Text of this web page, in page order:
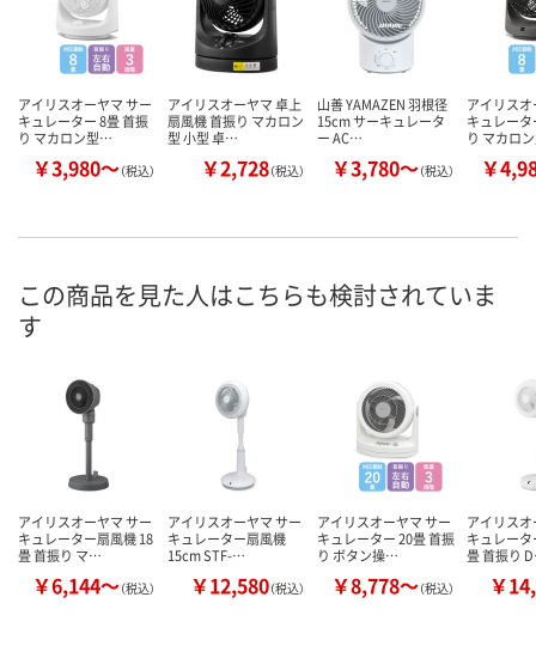
アイリスオーヤマ サー
キュレーター 8畳 首振
り マカロン型…
￥3,980～（税込）
アイリスオーヤマ 卓上
扇風機 首振り マカロン
型 小型 卓…
￥2,728（税込）
山善 YAMAZEN 羽根径
15cm サーキュレータ
ー AC…
￥3,780～（税込）
アイリス
キュレータ
り マカロ
￥
この商品を見た人はこちらも検討されていま
す
アイリスオーヤマ サー
キュレーター扇風機 18
畳 首振り マ…
￥6,144～（税込）
アイリスオーヤマ サー
キュレーター扇風機
15cm STF-…
￥12,580（税込）
アイリスオーヤマ サー
キュレーター 20畳 首振
り ボタン操…
￥8,778～（税込）
アイリス
キュレー
畳 首振り
￥